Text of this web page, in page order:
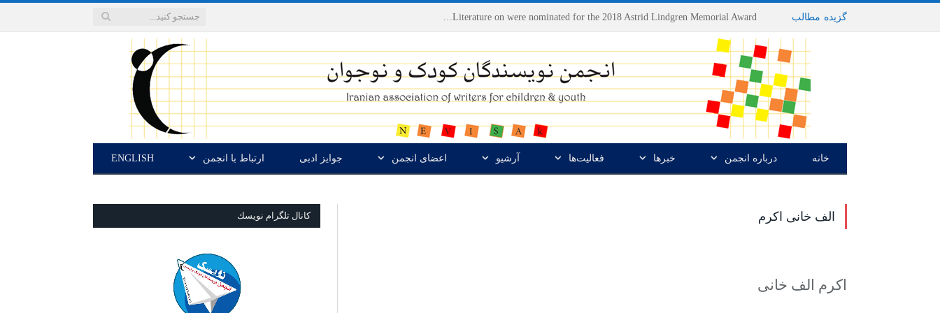
گزیده مطالب
خانه درباره انجمن خبرها فعالیت‌ها آرشیو اعضای انجمن جوایز ادبی ارتباط با انجمن ENGLISH
الف خانی اکرم
اکرم الف خانی
كانال تلگرام نويسك